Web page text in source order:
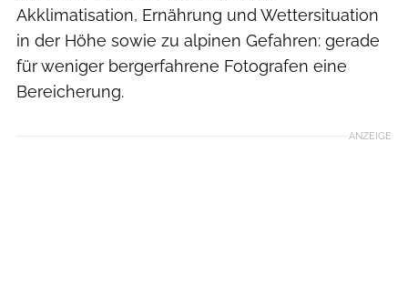
Akklimatisation, Ernährung und Wettersituation
in der Höhe sowie zu alpinen Gefahren: gerade
für weniger bergerfahrene Fotografen eine
Bereicherung.
ANZEIGE